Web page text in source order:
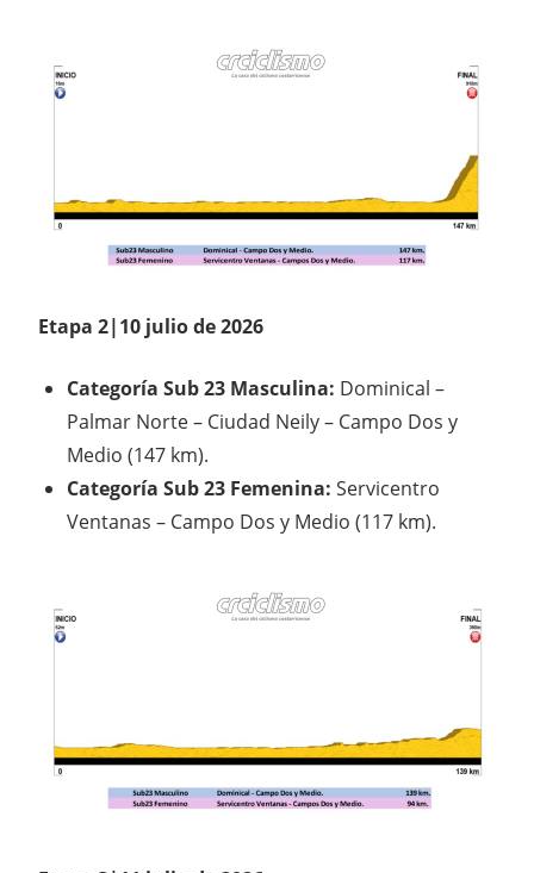
Etapa 2|10 julio de 2026
Categoría Sub 23 Masculina: Dominical –
Palmar Norte – Ciudad Neily – Campo Dos y
Medio (147 km).
Categoría Sub 23 Femenina: Servicentro
Ventanas – Campo Dos y Medio (117 km).